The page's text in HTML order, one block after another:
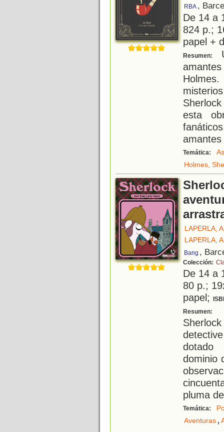
RBA ,
De 14 a
824 p.;
papel +
Resumen:
esta
Temática:
Holmes,
LAPERLA,
LAPERLA,
Bang ,
Colección:
De 14 a
80 p.;
papel;
Resumen:
dotado
dominio
pluma
Temática:
Aventuras,